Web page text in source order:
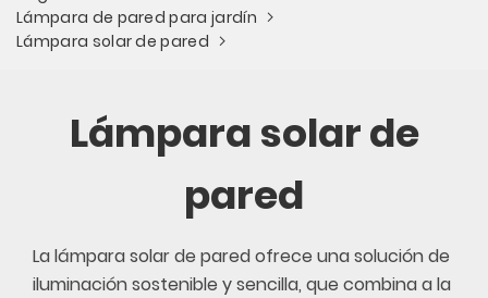
Lámpara de pared para jardín
Lámpara solar de pared
Lámpara solar de
pared
La lámpara solar de pared ofrece una solución de
iluminación sostenible y sencilla, que combina a la